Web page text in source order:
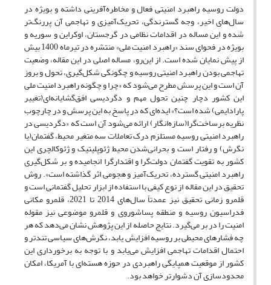
دولت روسیه راهبرد امنیتی فعال و مخاطره‌آفرینی داشته و بویژه در
سال‌های اخیر، وجه گسترندگی، تحریک‌آمیزی و تهاجمی آن پررنگ‌تر
شده و این مساله در اقدامات نظامی در گرجستان، اوکراین و سوریه و
بویژه در فحوای سند «راهبرد امنیت ملی» منتشره در تیرماه 1400 بیش
از پیش نمایان شده است. از این‌رو، مساله اصلی در این مقاله، وضعیت
تهاجمی بودن راهبرد امنیتی روسیه و چگونگی شکل‌گیری، تحول و بروز
آن است و این پرسش مطرح می‌شود که «چرا و چگونه راهبرد امنیت ملی
این کشور دچار چنین تحول مهم و دگردیسی افق‌گشایانه‌ای(تغییر
پارادایمی) شده است؟» ایده‌ای که در پاسخ به این پرسش و در چارچوب
نظریه برساخت‌گرا(سازه‌انگار) ارائه می‌شود آن است که «دگردیسی در
راهبرد امنیتی روسیه مستلزم درک تعاملات سه متغیر محیط، گفتمان(یا
نگرش) و رفتار است و بحرانی‌شدن محیط ژئوپلیتیک و ژئوکالچری این
کشور به تقویت گفتمان دولت‌گرا و اقتدارگرا انجامیده و بر شکل‌گیری
راهبرد امنیتی گسترده، تحریک‌آمیز و هجومی اثر گذاشته است». روش
تحقیق در این مقاله از نوع کیفی با استفاده از ابزار تحلیل گفتمانی است و
قلمرو زمانی تحقیق نیز عمدتاً سال‌های 2014 تا 2021، قلمرو مکانی
فدراسیون روسیه و منطقه پساشوروی و قلمرو موضوعی نیز مقوله
امنیت را در بر می‌گیرد. نتایج حاصله از این پژوهش نشان می‌دهد که هر
چه فشارهای محیطی بر روسیه افزایش یابد، نگرش‌های سیاسی تندتر و
احتمال اقدامات تهاجمی افزایش می‌یابد و با توجه به برخورداری این
کشور از موقعیت همپایگی راهبردی در حوزه هسته‌ای با آمریکا، امکان
محدودسازی آن دشوارتر خواهد بود.